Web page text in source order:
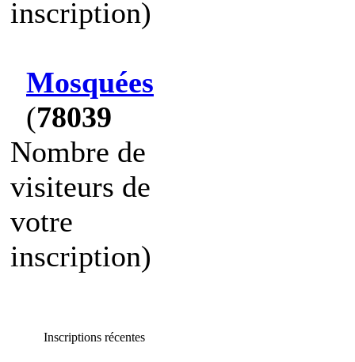
inscription)
Mosquées
(78039
Nombre de
visiteurs de
votre
inscription)
Inscriptions récentes